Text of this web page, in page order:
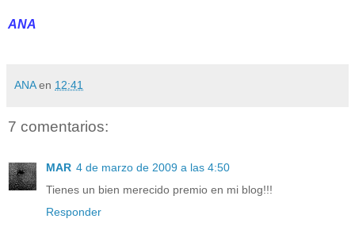
ANA
ANA en 12:41
7 comentarios:
MAR 4 de marzo de 2009 a las 4:50
Tienes un bien merecido premio en mi blog!!!
Responder